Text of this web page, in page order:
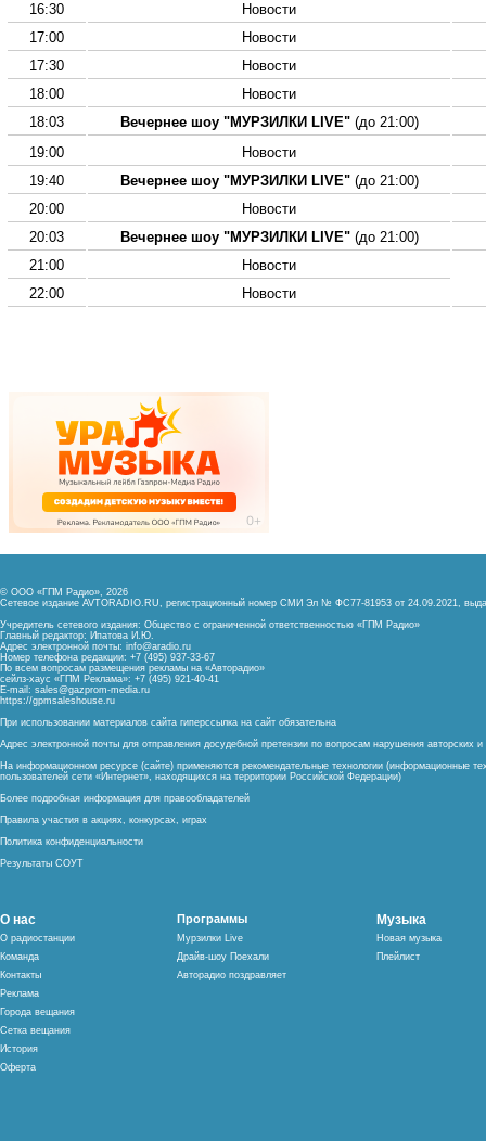
16:30
Новости
17:00
Новости
17:30
Новости
18:00
Новости
18:03
Вечернее шоу "МУРЗИЛКИ LIVE"(до 21:00)
19:00
Новости
19:40
Вечернее шоу "МУРЗИЛКИ LIVE"(до 21:00)
20:00
Новости
20:03
Вечернее шоу "МУРЗИЛКИ LIVE"(до 21:00)
21:00
Новости
22:00
Новости
© ООО «ГПМ Радио», 2026
Сетевое издание AVTORADIO.RU, регистрационный номер СМИ Эл № ФС77-81953 от 24.09.2021,
Учредитель сетевого издания: Общество с ограниченной ответственностью «ГПМ Радио»
Главный редактор: Ипатова И.Ю.
Адрес электронной почты: info@aradio.ru
Номер телефона редакции: +7 (495) 937-33-67
По всем вопросам размещения рекламы на «Авторадио»
сейлз-хаус «ГПМ Реклама»: +7 (495) 921-40-41
E-mail: sales@gazprom-media.ru
https://gpmsaleshouse.ru
При использовании материалов сайта гиперссылка на сайт обязательна
Адрес электронной почты для отправления досудебной претензии по вопросам нарушения авторских
На информационном ресурсе (сайте) применяются рекомендательные технологии (информационные
пользователей сети «Интернет», находящихся на территории Российской Федерации)
Более подробная информация для правообладателей
Правила участия в акциях, конкурсах, играх
Политика конфиденциальности
Результаты СОУТ
О нас
О радиостанции
Команда
Контакты
Реклама
Города вещания
Сетка вещания
История
Оферта
Программы
Мурзилки Live
Драйв-шоу Поехали
Авторадио поздравляет
Музыка
Новая музыка
Плейлист